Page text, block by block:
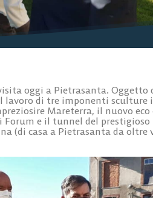
oggi a Pietrasanta. Oggetto
lavoro di tre imponenti sculture
Mareterra, il nuovo
e il tunnel del prestigioso
(di casa a Pietrasanta da